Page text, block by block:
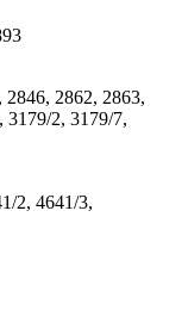
2846, 2862, 2863,
3179/2, 3179/7,
2, 4641/3,